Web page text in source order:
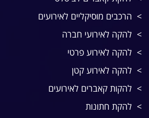
הרכבים מוסיקליים לאירועים
להקה לאירועי חברה
להקה לאירוע פרטי
להקה לאירוע קטן
להקות קאברים לאירועים
להקת חתונות